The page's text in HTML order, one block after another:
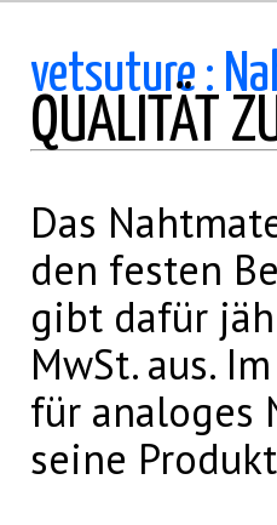
vetsuture :
QUALITÄT
Das
den festen
gibt dafür
MwSt. aus.
für analoges
seine